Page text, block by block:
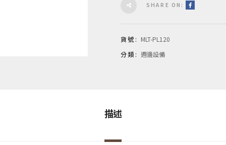
SHARE ON:
貨號: MLT-PL120
分類: 週邊設備
描述